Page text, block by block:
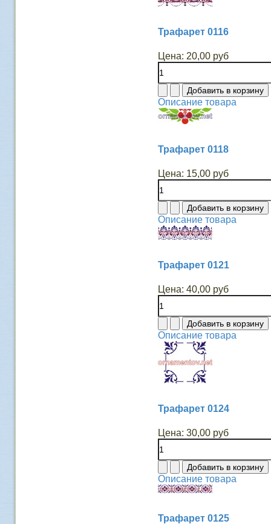
Трафарет 0116
Цена: 20,00 руб
Описание товара
Трафарет 0118
Цена: 15,00 руб
Описание товара
Трафарет 0121
Цена: 40,00 руб
Описание товара
Трафарет 0124
Цена: 30,00 руб
Описание товара
Трафарет 0125